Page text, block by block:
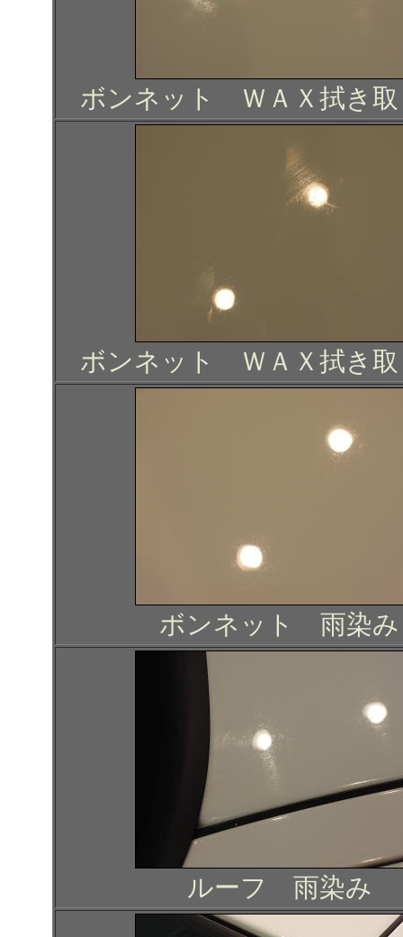
ボンネット ＷＡＸ拭き取
ボンネット ＷＡＸ拭き取
ボンネット 雨染み
ルーフ 雨染み